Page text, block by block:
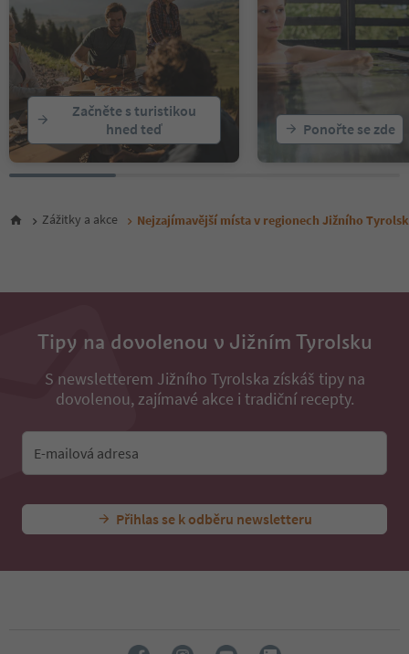
Začněte s turistikou
hned teď
Ponořte se zde
Zážitky a akce Nejzajímavější místa v regionech Jižního
Tipy na dovolenou v Jižním Tyrolsku
S newsletterem Jižního Tyrolska získáš tipy na
dovolenou, zajímavé akce i tradiční recepty.
E-mailová adresa
Přihlas se k odběru newsletteru